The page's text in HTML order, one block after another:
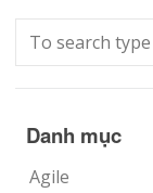
Danh mục
Agile